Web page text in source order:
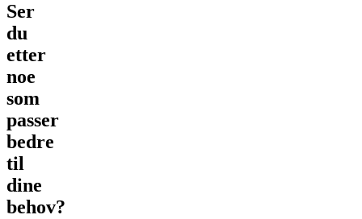
Ser
du
etter
noe
som
passer
bedre
til
dine
behov?